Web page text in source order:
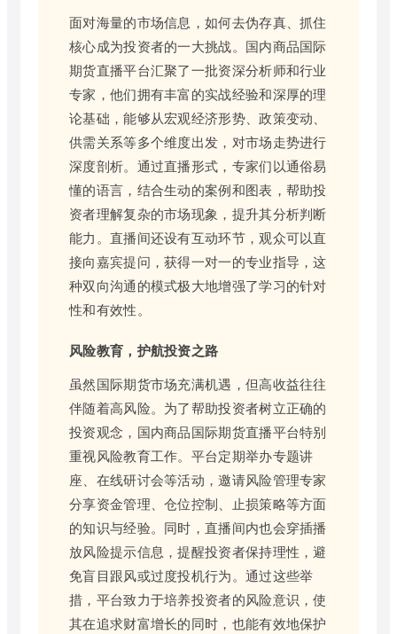
面对海量的市场信息，如何去伪存真、抓住
核心成为投资者的一大挑战。国内商品国际
期货直播平台汇聚了一批资深分析师和行业
专家，他们拥有丰富的实战经验和深厚的理
论基础，能够从宏观经济形势、政策变动、
供需关系等多个维度出发，对市场走势进行
深度剖析。通过直播形式，专家们以通俗易
懂的语言，结合生动的案例和图表，帮助投
资者理解复杂的市场现象，提升其分析判断
能力。直播间还设有互动环节，观众可以直
接向嘉宾提问，获得一对一的专业指导，这
种双向沟通的模式极大地增强了学习的针对
性和有效性。
风险教育，护航投资之路
虽然国际期货市场充满机遇，但高收益往往
伴随着高风险。为了帮助投资者树立正确的
投资观念，国内商品国际期货直播平台特别
重视风险教育工作。平台定期举办专题讲
座、在线研讨会等活动，邀请风险管理专家
分享资金管理、仓位控制、止损策略等方面
的知识与经验。同时，直播间内也会穿插播
放风险提示信息，提醒投资者保持理性，避
免盲目跟风或过度投机行为。通过这些举
措，平台致力于培养投资者的风险意识，使
其在追求财富增长的同时，也能有效地保护